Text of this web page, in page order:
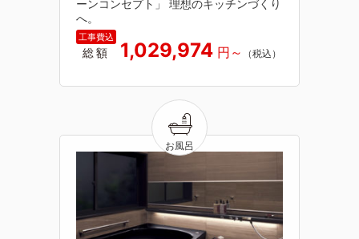
ーンコンセプト」 理想のキッチンづくり
へ。
総額 1,029,974